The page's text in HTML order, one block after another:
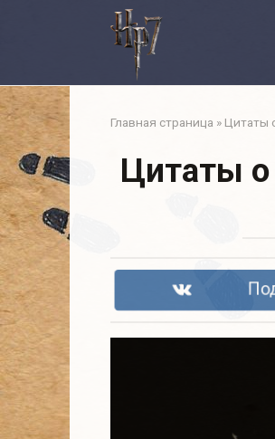
Главная страница » Цитаты
Цитаты о